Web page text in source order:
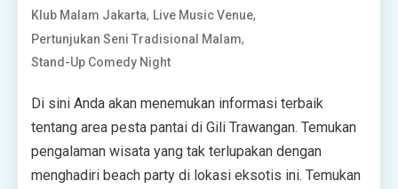
Klub Malam Jakarta, Live Music Venue,
Pertunjukan Seni Tradisional Malam,
Stand-Up Comedy Night
Di sini Anda akan menemukan informasi terbaik
tentang area pesta pantai di Gili Trawangan. Temukan
pengalaman wisata yang tak terlupakan dengan
menghadiri beach party di lokasi eksotis ini. Temukan